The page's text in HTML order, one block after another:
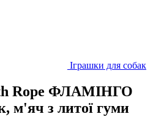
Іграшки для собак
Rope ФЛАМІНГО
м'яч з литої гуми